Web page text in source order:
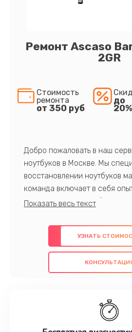
Ремонт Ascaso
2GR
Стоимость
ремонта
от 350 руб
до
20%
Добро пожаловать в наш
ноутбуков в Москве. Мы
восстановлении ноутбуков
команда включает в себя
профессионалов с
предлагаем быстрый и
использованием
также гарантируем качество
проведенных работ. Наша
наилучшим образом. Не
УЗНАТЬ